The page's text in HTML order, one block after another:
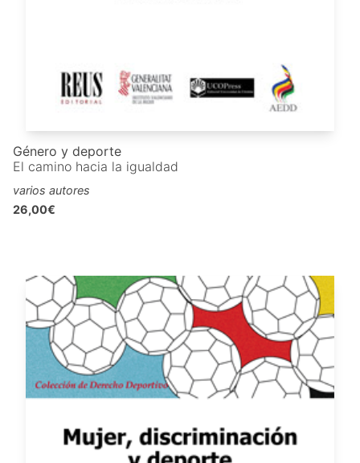
Género y deporte
El camino hacia la igualdad
varios autores
26,00€